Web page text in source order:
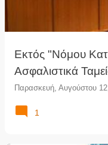
Εκτός "Νόμου
Ασφαλιστικά
Παρασκευή, Αυγούστου
1